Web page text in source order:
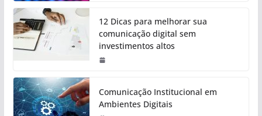
12 Dicas para melhorar sua
comunicação digital sem
investimentos altos
Comunicação Institucional em
Ambientes Digitais